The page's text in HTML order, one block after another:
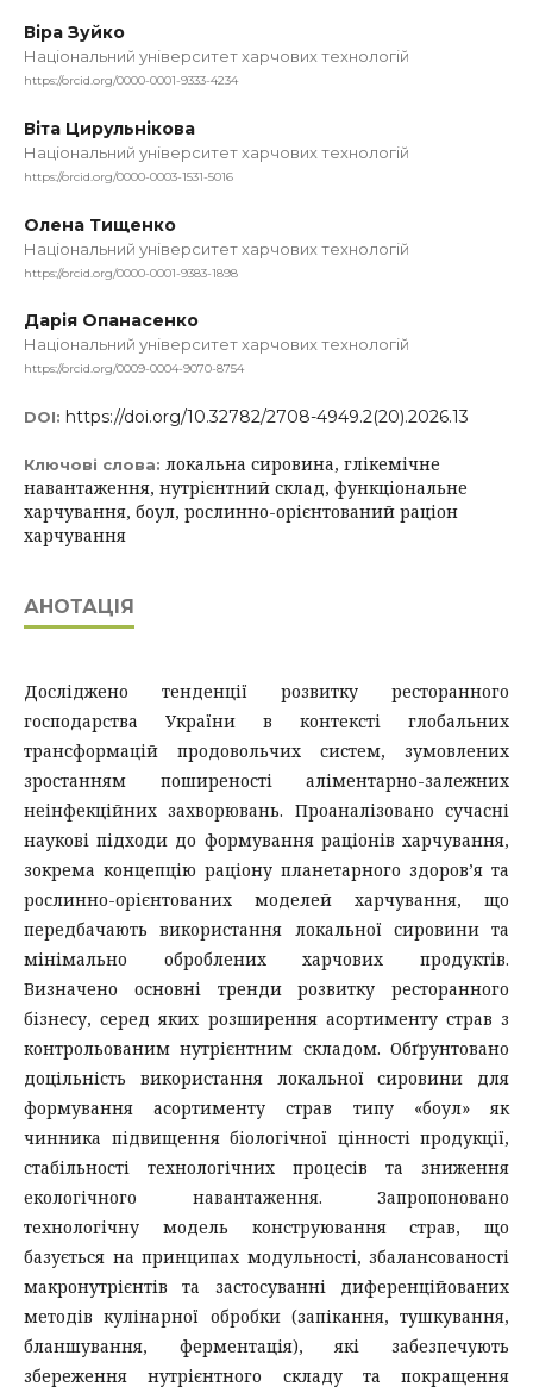
Віра Зуйко
Національний університет харчових технологій
https://orcid.org/0000-0001-9333-4234
Віта Цирульнікова
Національний університет харчових технологій
https://orcid.org/0000-0003-1531-5016
Олена Тищенко
Національний університет харчових технологій
https://orcid.org/0000-0001-9383-1898
Дарія Опанасенко
Національний університет харчових технологій
https://orcid.org/0009-0004-9070-8754
DOI: https://doi.org/10.32782/2708-4949.2(20).2026.13
Ключові слова: локальна сировина, глікемічне
навантаження, нутрієнтний склад, функціональне
харчування, боул, рослинно-орієнтований раціон
харчування
АНОТАЦІЯ
Досліджено тенденції розвитку ресторанного
господарства України в контексті глобальних
трансформацій продовольчих систем, зумовлених
зростанням поширеності аліментарно-залежних
неінфекційних захворювань. Проаналізовано сучасні
наукові підходи до формування раціонів харчування,
зокрема концепцію раціону планетарного здоров’я та
рослинно-орієнтованих моделей харчування, що
передбачають використання локальної сировини та
мінімально оброблених харчових продуктів.
Визначено основні тренди розвитку ресторанного
бізнесу, серед яких розширення асортименту страв з
контрольованим нутрієнтним складом. Обґрунтовано
доцільність використання локальної сировини для
формування асортименту страв типу «боул» як
чинника підвищення біологічної цінності продукції,
стабільності технологічних процесів та зниження
екологічного навантаження. Запропоновано
технологічну модель конструювання страв, що
базується на принципах модульності, збалансованості
макронутрієнтів та застосуванні диференційованих
методів кулінарної обробки (запікання, тушкування,
бланшування, ферментація), які забезпечують
збереження нутрієнтного складу та покращення